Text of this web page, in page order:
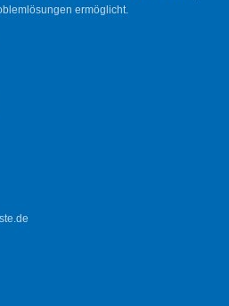
ermöglicht.